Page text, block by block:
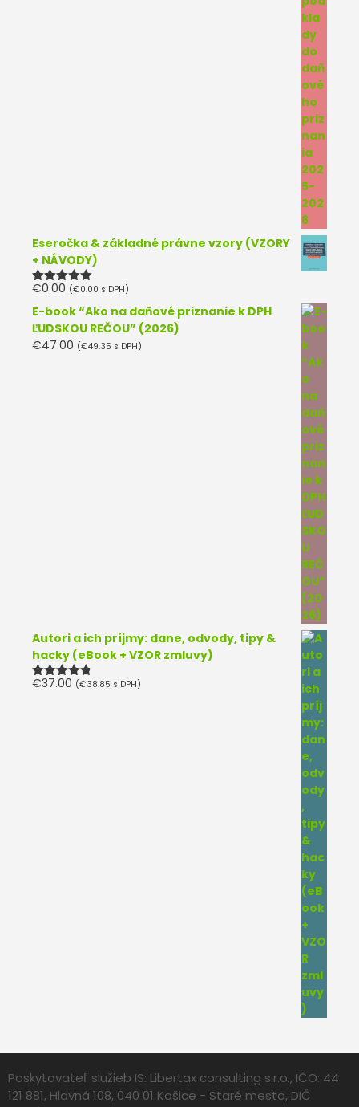
Eseročka & základné právne vzory (VZORY
+ NÁVODY)
Hodnotenie
€0.00 (€0.00 s DPH)
E-book “Ako na daňové priznanie k DPH
ĽUDSKOU REČOU” (2026)
€47.00 (€49.35 s DPH)
Autori a ich príjmy: dane, odvody, tipy &
hacky (eBook + VZOR zmluvy)
Hodnotenie
€37.00 (€38.85 s DPH)
Poskytovateľ služieb IS: Libertax consulting s.r.o., IČO: 44
121 881, Hlavná 108, 040 01 Košice - Staré mesto, DIČ